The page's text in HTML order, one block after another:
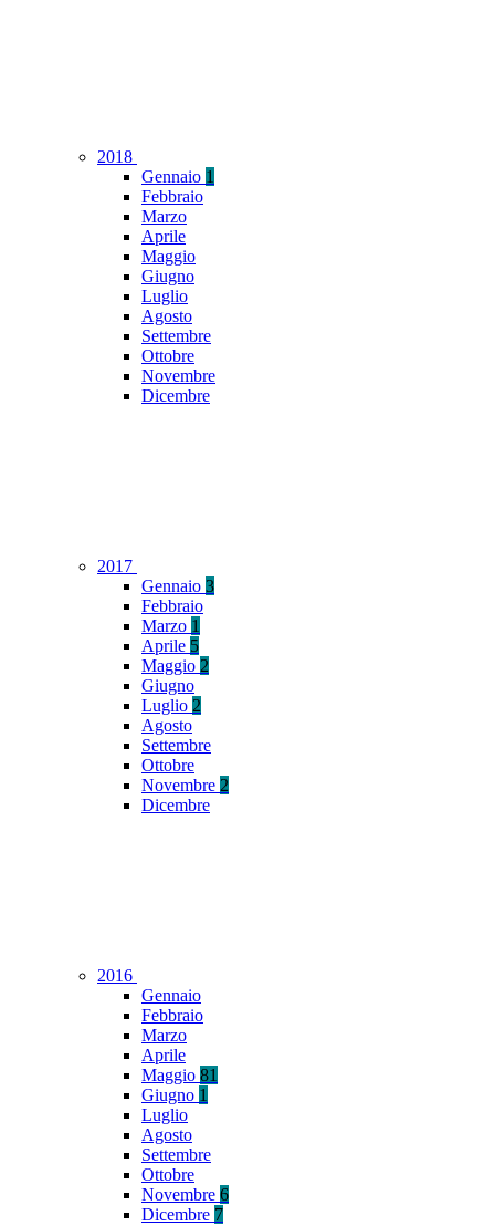
2018
Gennaio 1
Febbraio
Marzo
Aprile
Maggio
Giugno
Luglio
Agosto
Settembre
Ottobre
Novembre
Dicembre
2017
Gennaio 3
Febbraio
Marzo 1
Aprile 5
Maggio 2
Giugno
Luglio 2
Agosto
Settembre
Ottobre
Novembre 2
Dicembre
2016
Gennaio
Febbraio
Marzo
Aprile
Maggio 81
Giugno 1
Luglio
Agosto
Settembre
Ottobre
Novembre 6
Dicembre 7